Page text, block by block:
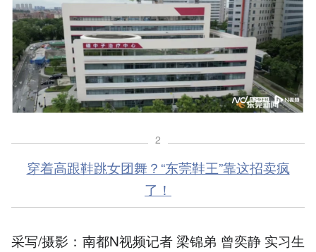
2
穿着高跟鞋跳女团舞？“东莞鞋王”靠这招卖疯
了！
采写/摄影：南都N视频记者 梁锦弟 曾奕静 实习生